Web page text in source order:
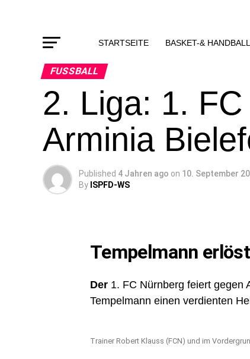
STARTSEITE BASKET-& HANDBALL
FUSSBALL
2. Liga: 1.
Arminia
Published 4 Jahren ago on 10. September
By ISPFD-WS
Tempelmann
Der 1. FC Nürnberg feiert gegen
Tempelmann einen verdienten
Trainer Robert Klauss (FCN) und im